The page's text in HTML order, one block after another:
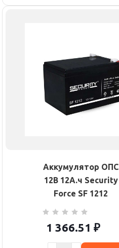
Аккумулятор ОПС
12В 12А.ч Security
Force SF 1212
1 366.51 ₽